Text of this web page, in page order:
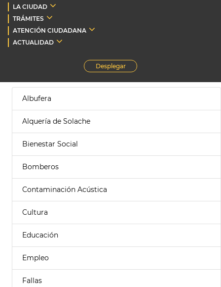
LA CIUDAD
TRÁMITES
ATENCIÓN CIUDADANA
ACTUALIDAD
Desplegar
Albufera
Alquería de Solache
Bienestar Social
Bomberos
Contaminación Acústica
Cultura
Educación
Empleo
Fallas